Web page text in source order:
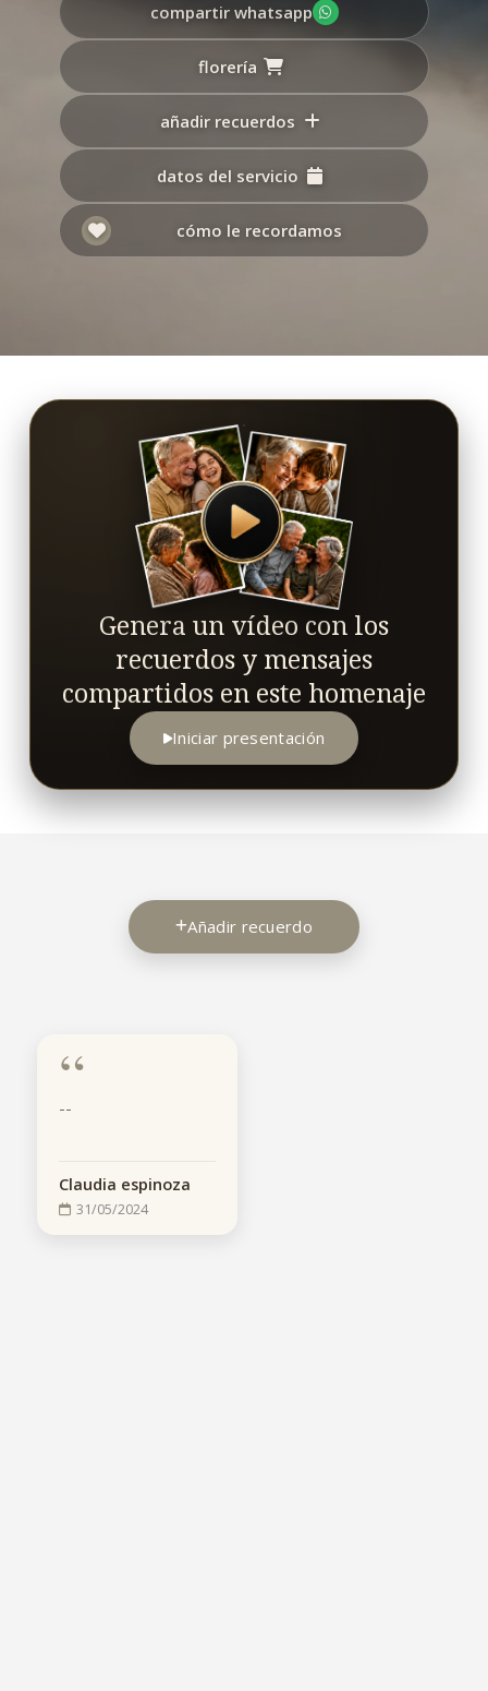
compartir whatsapp
florería
añadir recuerdos
datos del servicio
cómo le recordamos
Genera un vídeo con los
recuerdos y mensajes
compartidos en este homenaje
Iniciar presentación
Añadir recuerdo
“
--
Claudia espinoza
31/05/2024